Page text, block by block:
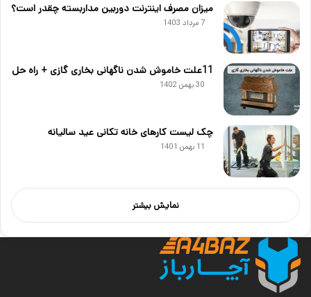
میزان مصرف اینترنت دوربین مداربسته چقدر است؟
7 مرداد 1403
11علت خاموش شدن ناگهانی بخاری گازی + راه حل
30 بهمن 1402
چک لیست کارهای خانه تکانی عید سالیانه
11 بهمن 1401
نمایش بیشتر